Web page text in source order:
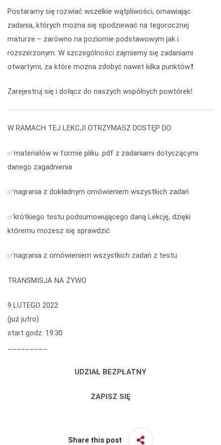
Postaramy się rozwiać wszelkie wątpliwości, omawiając
zadania, których można się spodziewać na tegorocznej
maturze – zarówno na poziomie podstawowym jak i
rozszerzonym. W szczególności zajmiemy się zadaniami
otwartymi, za które można zdobyć nawet kilka punktów.❗
Zarejestruj się i dołącz do naszych wspólnych powtórek!
W RAMACH TEJ LEKCJI OTRZYMASZ DOSTĘP DO:
✅materiałów w formie pliku .pdf z zadaniami dotyczącymi
danego zagadnienia
✅nagrania z dokładnym omówieniem wszystkich zadań
✅krótkiego testu podsumowującego daną Lekcję, dzięki
któremu możesz się sprawdzić
✅nagrania z omówieniem wszystkich zadań z testu
TRANSMISJA NA ŻYWO
9 LUTEGO 2022
(już jutro)
start godz. 19:30
UDZIAŁ BEZPŁATNY
ZAPISZ SIĘ
Share this post